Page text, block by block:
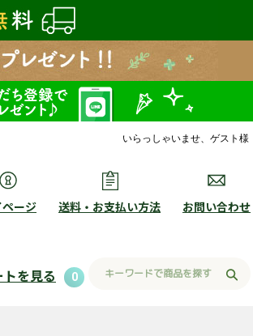
いらっしゃいませ、ゲスト様
ページ 送料・お支払い方法 お問い合わせ
トを見る 0